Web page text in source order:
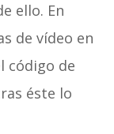
ello. En
de vídeo en
código de
éste lo